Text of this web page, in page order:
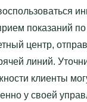
показаний
центр,
линий.
клиенты
у своей